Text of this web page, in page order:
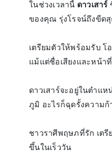
ในช่วงเวลานี้ ดาวเสาร์
ของคุณ รุ่งโรจน์ถึงขีดสุ
เตรียมตัวให้พร้อมรับ โ
แม้แต่ชื่อเสียงและหน้า
ดาวเสาร์จะอยู่ในตำแห
ภูมิ อะไรก็ฉุดรั้งความ
ชาวราศีพฤษภที่รัก เตรี
ขึ้นในเร็ววัน